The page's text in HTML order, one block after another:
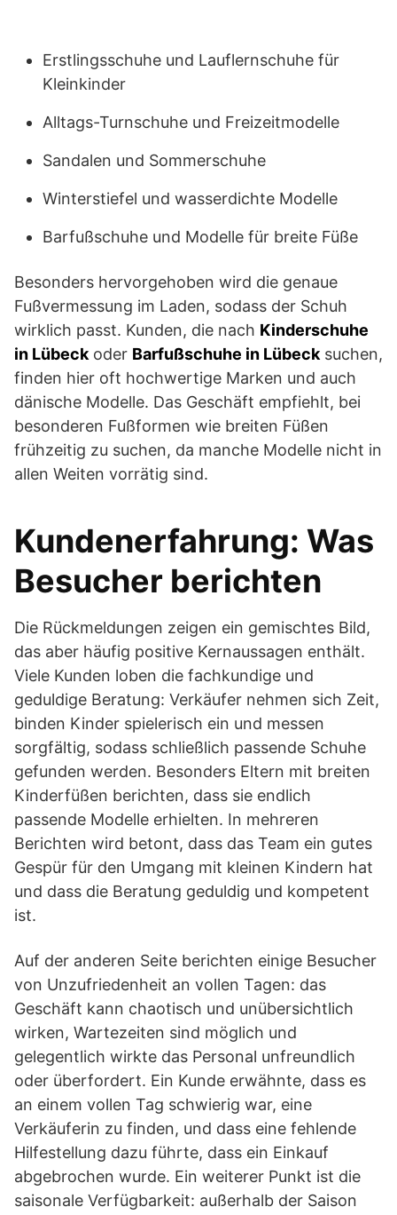
Erstlingsschuhe und Lauflernschuhe für
Kleinkinder
Alltags-Turnschuhe und Freizeitmodelle
Sandalen und Sommerschuhe
Winterstiefel und wasserdichte Modelle
Barfußschuhe und Modelle für breite Füße
Besonders hervorgehoben wird die genaue
Fußvermessung im Laden, sodass der Schuh
wirklich passt. Kunden, die nach Kinderschuhe
in Lübeck oder Barfußschuhe in Lübeck suchen,
finden hier oft hochwertige Marken und auch
dänische Modelle. Das Geschäft empfiehlt, bei
besonderen Fußformen wie breiten Füßen
frühzeitig zu suchen, da manche Modelle nicht in
allen Weiten vorrätig sind.
Kunden­erfahrung: Was
Besucher berichten
Die Rückmeldungen zeigen ein gemischtes Bild,
das aber häufig positive Kernaussagen enthält.
Viele Kunden loben die fachkundige und
geduldige Beratung: Verkäufer nehmen sich Zeit,
binden Kinder spielerisch ein und messen
sorgfältig, sodass schließlich passende Schuhe
gefunden werden. Besonders Eltern mit breiten
Kinderfüßen berichten, dass sie endlich
passende Modelle erhielten. In mehreren
Berichten wird betont, dass das Team ein gutes
Gespür für den Umgang mit kleinen Kindern hat
und dass die Beratung geduldig und kompetent
ist.
Auf der anderen Seite berichten einige Besucher
von Unzufriedenheit an vollen Tagen: das
Geschäft kann chaotisch und unübersichtlich
wirken, Wartezeiten sind möglich und
gelegentlich wirkte das Personal unfreundlich
oder überfordert. Ein Kunde erwähnte, dass es
an einem vollen Tag schwierig war, eine
Verkäuferin zu finden, und dass eine fehlende
Hilfestellung dazu führte, dass ein Einkauf
abgebrochen wurde. Ein weiterer Punkt ist die
saisonale Verfügbarkeit: außerhalb der Saison